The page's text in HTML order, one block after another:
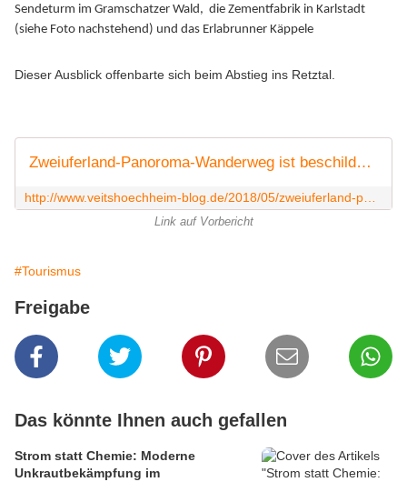
Sendeturm im Gramschatzer Wald, die Zementfabrik in Karlstadt
(siehe Foto nachstehend) und das Erlabrunner Käppele
Dieser Ausblick offenbarte sich beim Abstieg ins Retztal.
Zweiuferland-Panoroma-Wanderweg ist beschildert - Feierliche Eröffnung mit Sternmarsch am 6. Mai nach Retzbach - Veitshöchheim News
Link auf Vorbericht
#Tourismus
Freigabe
Das könnte Ihnen auch gefallen
Strom statt Chemie: Moderne
Unkrautbekämpfung im